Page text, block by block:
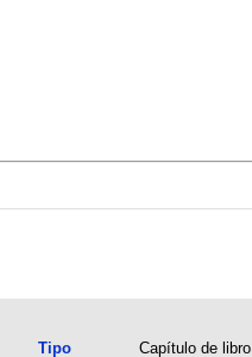
Tipo
Capítulo de libro